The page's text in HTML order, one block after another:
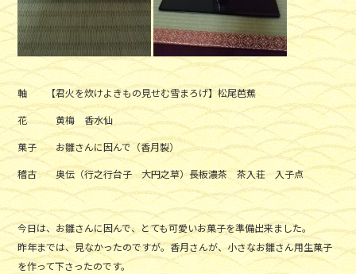
軸 【君火を炊けよきもの見せむ雪まろげ】松尾芭蕉
花 黄梅 香水仙
菓子 お雛さんに因んで（香月製）
稽古 奥伝（行之行台子 大円之草）長板濃茶 茶入荘 入子点
今日は、お雛さんに因んで、とても可愛いお菓子を準備出来ました。
昨年までは、見なかったのですが。香月さんが、小さなお雛さん用生菓子
を作って下さったのです。